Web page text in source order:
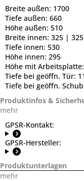
Breite außen: 1700
Tiefe außen: 660
Höhe außen: 510
Breite innen: 325 |
Tiefe innen: 530
Höhe innen: 295
Höhe mit Arbeitsplatte:
Tiefe bei geöffn. Tür:
Tiefe bei geöffn.
Produktinfos &
mehr
GPSR-Kontakt:
GPSR-Hersteller:
Produktunterlagen
mehr